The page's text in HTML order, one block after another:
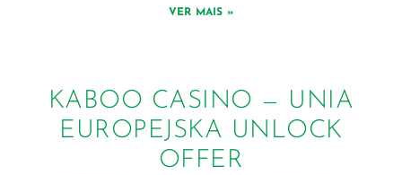
VER MAIS »
KABOO CASINO — UNIA
EUROPEJSKA UNLOCK
OFFER